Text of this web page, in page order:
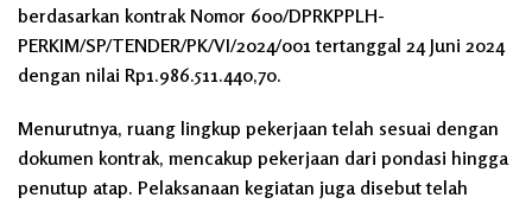
berdasarkan kontrak Nomor 600/DPRKPPLH-
PERKIM/SP/TENDER/PK/VI/2024/001 tertanggal 24 Juni 2024
dengan nilai Rp1.986.511.440,70.
Menurutnya, ruang lingkup pekerjaan telah sesuai dengan
dokumen kontrak, mencakup pekerjaan dari pondasi hingga
penutup atap. Pelaksanaan kegiatan juga disebut telah